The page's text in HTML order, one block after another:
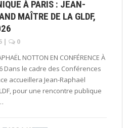
À PARIS : JEAN-
MAÎTRE DE LA GLDF,
|
0
NOTTON EN CONFÉRENCE À
Dans le cadre des Conférences
accueillera Jean-Raphaël
pour une rencontre publique